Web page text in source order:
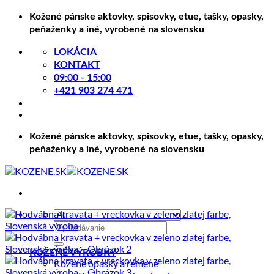
Skip
content
Kožené pánske aktovky, spisovky, etue, tašky, opasky,
peňaženky a iné, vyrobené na slovensku
LOKÁCIA
KONTAKT
09:00 - 15:00
+421 903 274 471
Kožené pánske aktovky, spisovky, etue, tašky, opasky,
peňaženky a iné, vyrobené na slovensku
Hľadať:
KOŽENÉ VÝROBKY
Kožené opasky a remene